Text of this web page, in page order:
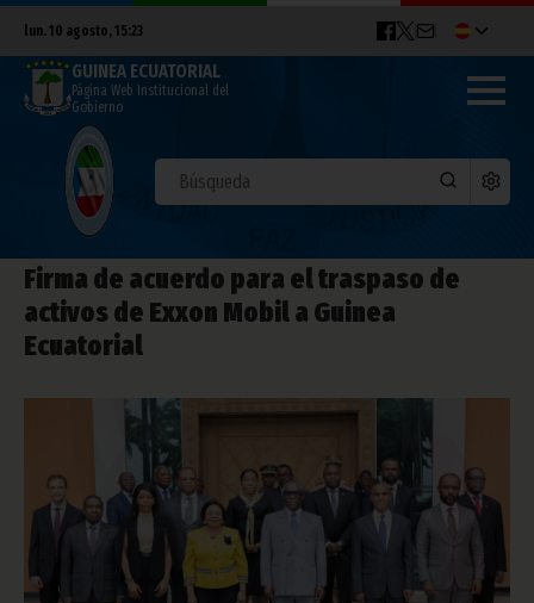
lun. 10 agosto, 15:23
GUINEA ECUATORIAL
Página Web Institucional del
Gobierno
Firma de acuerdo para el traspaso de
activos de Exxon Mobil a Guinea
Ecuatorial